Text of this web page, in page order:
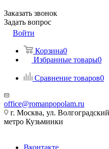
Заказать звонок
Задать вопрос
Войти
Корзина0
Избранные товары0
Сравнение товаров0
office@romanpopolam.ru
г. Москва, ул.
метро Кузьминки
Вконтакте